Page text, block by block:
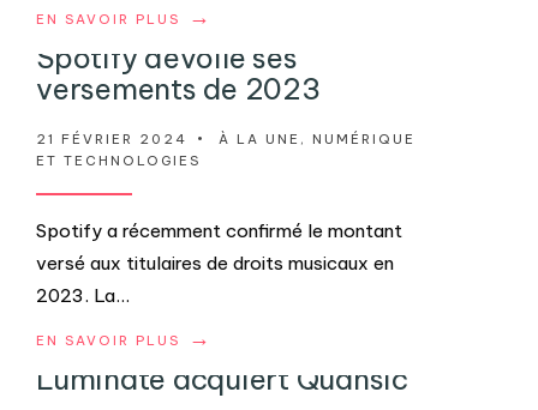
EN SAVOIR PLUS →
Spotify dévoile ses
versements de 2023
21 FÉVRIER 2024 • À LA UNE , NUMÉRIQUE
ET TECHNOLOGIES
Spotify a récemment confirmé le montant
versé aux titulaires de droits musicaux en
2023. La...
EN SAVOIR PLUS →
Luminate acquiert Quansic